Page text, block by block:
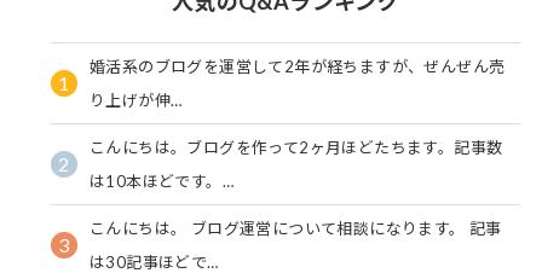
1
婚活系のブログを運営して2年が経ちますが、ぜんぜん売
り上げが伸…
2
こんにちは。ブログを作って2ヶ月ほどたちます。記事数
は10本ほどです。…
3
こんにちは。 ブログ運営について相談になります。 記事
は30記事ほどで…